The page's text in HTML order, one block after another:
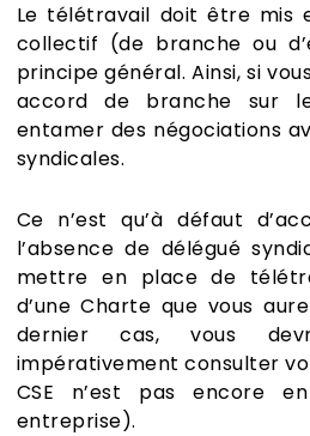
Le télétravail doit être mis
collectif (de branche ou
principe général. Ainsi, si
accord de branche sur
entamer des négociations
syndicales.
Ce n’est qu’à défaut
l’absence de délégué
mettre en place de
d’une Charte que vous
dernier cas, vous
impérativement consulter
CSE n’est pas encore
entreprise).